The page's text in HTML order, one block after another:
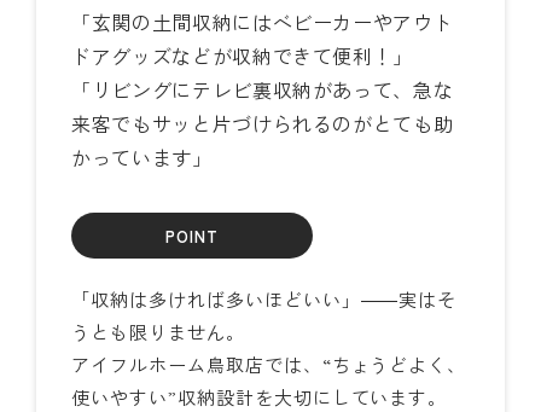
「玄関の土間収納にはベビーカーやアウト
ドアグッズなどが収納できて便利！」
「リビングにテレビ裏収納があって、急な
来客でもサッと片づけられるのがとても助
かっています」
POINT
「収納は多ければ多いほどいい」――実はそ
うとも限りません。
アイフルホーム鳥取店では、“ちょうどよく、
使いやすい”収納設計を大切にしています。